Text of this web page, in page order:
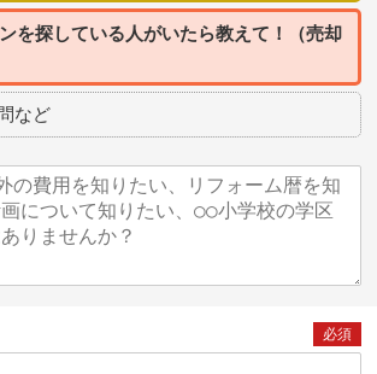
を探している人がいたら教えて！（売却
など
必須